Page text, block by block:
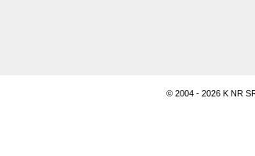
© 2004 - 2026 K NR